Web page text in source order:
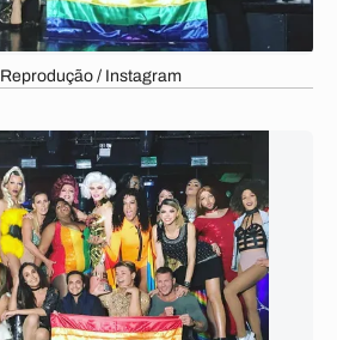
/ Instagram